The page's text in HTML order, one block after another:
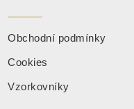
Obchodní podmínky
Cookies
Vzorkovníky